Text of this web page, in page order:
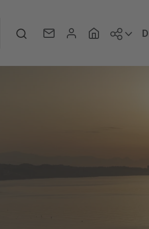
Suche